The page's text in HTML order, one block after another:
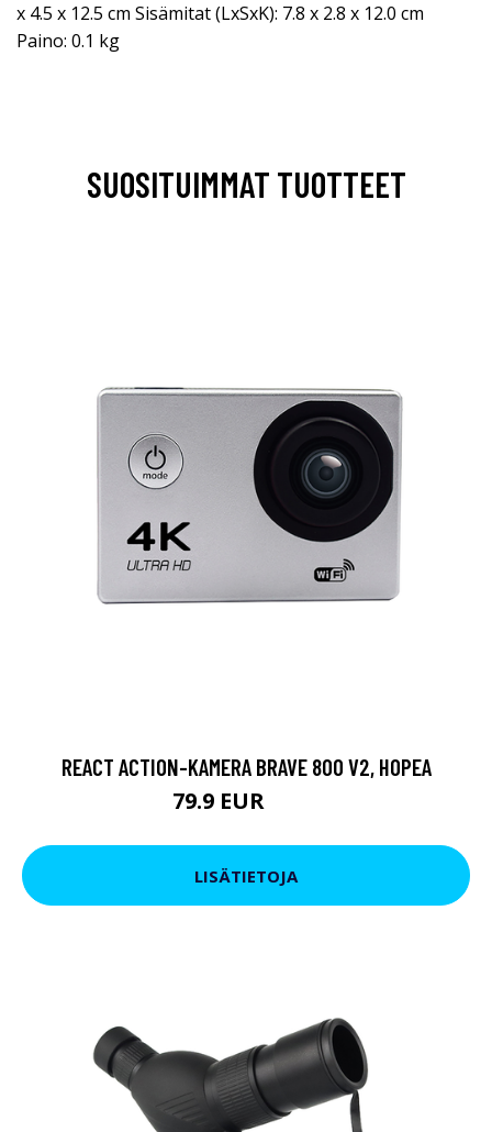
x 4.5 x 12.5 cm Sisämitat (LxSxK): 7.8 x 2.8 x 12.0 cm
Paino: 0.1 kg
SUOSITUIMMAT TUOTTEET
REACT ACTION-KAMERA BRAVE 800 V2, HOPEA
79.9 EUR
LISÄTIETOJA